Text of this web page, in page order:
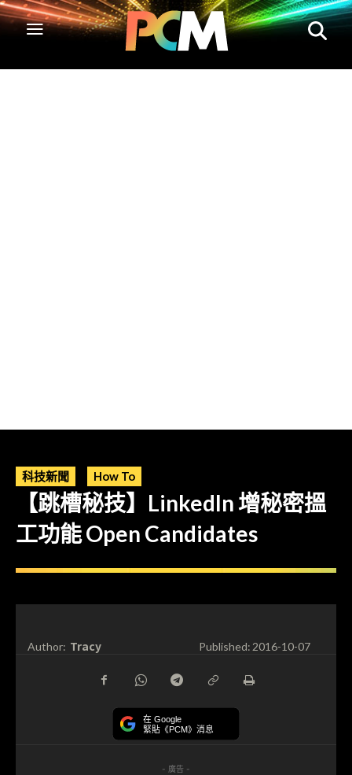
科技新聞 How To
【跳槽秘技】LinkedIn 增秘密搵
工功能 Open Candidates
Author: Tracy Published:2016-10-07
在 Google
緊貼《PCM》消息
- 廣告 -